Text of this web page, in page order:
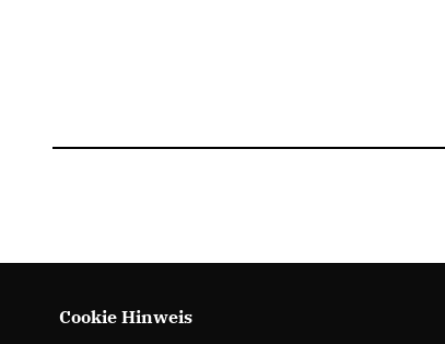
Cookie Hinweis